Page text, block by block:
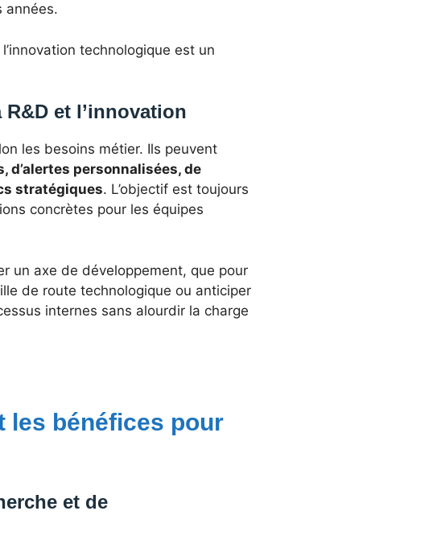
années.
technologique est un
et l’innovation
les besoins métier. Ils peuvent
personnalisées, de
stratégiques. L’objectif est toujours
concrètes pour les équipes
un axe de développement, que pour
de route technologique ou anticiper
internes sans alourdir la charge
les bénéfices pour
et de